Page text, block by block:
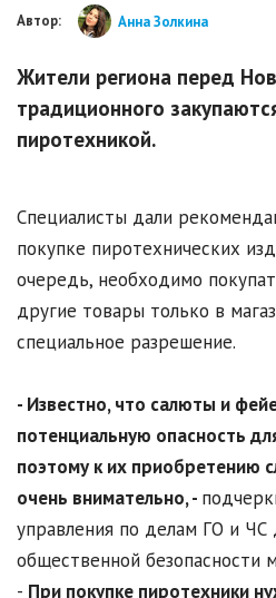
Автор: Анна Золкина
Жители региона перед
традиционного
пиротехникой.
Специалисты дали
покупке пиротехнических
очередь, необходимо
другие товары только в
специальное разрешение.
- Известно, что салюты и
потенциальную опасность
поэтому к их приобретению
очень внимательно, -
управления по делам ГО и ЧС
общественной безопасности
- При покупке пиротехники